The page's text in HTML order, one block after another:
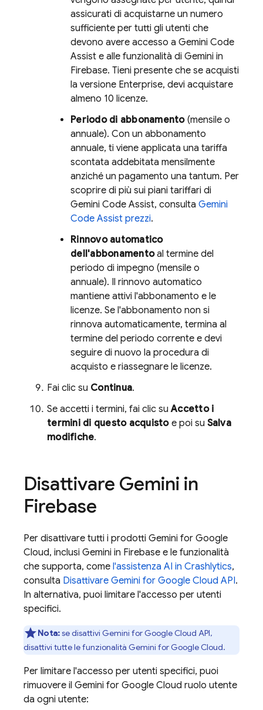
assicurati di acquistarne un numero
sufficiente per tutti gli utenti che
devono avere accesso a Gemini Code
Assist e alle funzionalità di Gemini in
Firebase. Tieni presente che se acquisti
la versione Enterprise, devi acquistare
almeno 10 licenze.
Periodo di abbonamento(mensile o
annuale). Con un abbonamento
annuale, ti viene applicata una tariffa
scontata addebitata mensilmente
anziché un pagamento una tantum. Per
scoprire di più sui piani tariffari di
Gemini Code Assist, consulta Gemini
Code Assist prezzi.
Rinnovo automatico
dell'abbonamentoal termine del
periodo di impegno (mensile o
annuale). Il rinnovo automatico
mantiene attivi l'abbonamento e le
licenze. Se l'abbonamento non si
rinnova automaticamente, termina al
termine del periodo corrente e devi
seguire di nuovo la procedura di
acquisto e riassegnare le licenze.
Fai clic su Continua.
Se accetti i termini, fai clic suAccetto i
termini di questo acquistoe poi su Salva
modifiche.
Disattivare Gemini in
Firebase
Per disattivare tutti i prodotti Gemini for Google
Cloud, inclusi Gemini in Firebase e le funzionalità
che supporta, come l'assistenza AI in Crashlytics,
consulta Disattivare Gemini for Google Cloud API.
In alternativa, puoi limitare l'accesso per utenti
specifici.
Nota:se disattivi Gemini for Google Cloud API,
disattivi tutte le funzionalità Gemini for Google Cloud.
Per limitare l'accesso per utenti specifici, puoi
rimuovere il Gemini for Google Cloud ruolo utente
da ogni utente: